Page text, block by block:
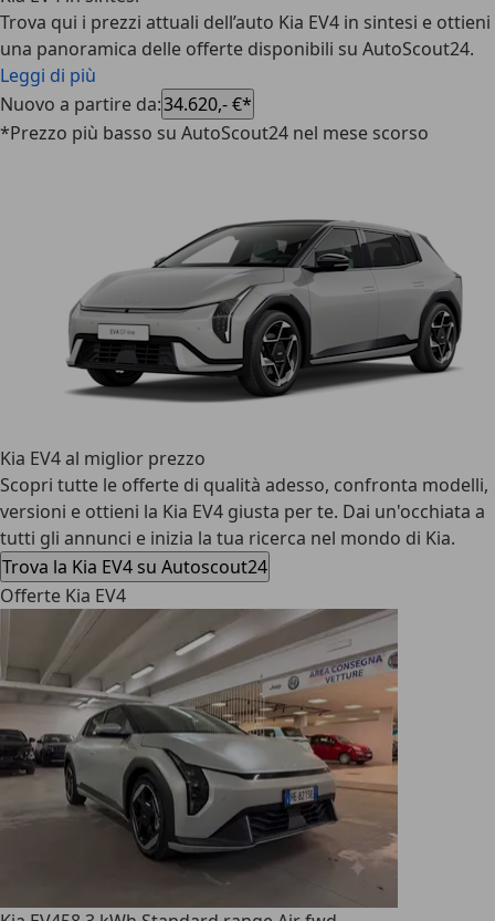
Trova qui i prezzi attuali dell’auto Kia EV4 in sintesi e ottieni
una panoramica delle offerte disponibili su AutoScout24.
Leggi di più
Nuovo a partire da:34.620,- €*
*Prezzo più basso su AutoScout24 nel mese scorso
Kia EV4 al miglior prezzo
Scopri tutte le offerte di qualità adesso, confronta modelli,
versioni e ottieni la Kia EV4 giusta per te. Dai un'occhiata a
tutti gli annunci e inizia la tua ricerca nel mondo di Kia.
Trova la Kia EV4 su Autoscout24
Offerte Kia EV4